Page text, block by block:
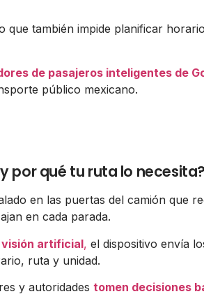
que también impide planificar
de pasajeros inteligentes de
público mexicano.
por qué tu ruta lo necesita?
en las puertas del camión que
en cada parada.
artificial, el dispositivo envía
ruta y unidad.
y autoridades tomen decisiones